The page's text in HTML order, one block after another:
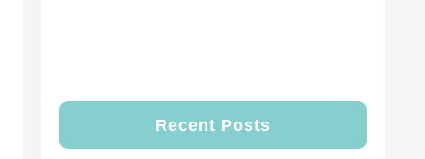
Recent Posts